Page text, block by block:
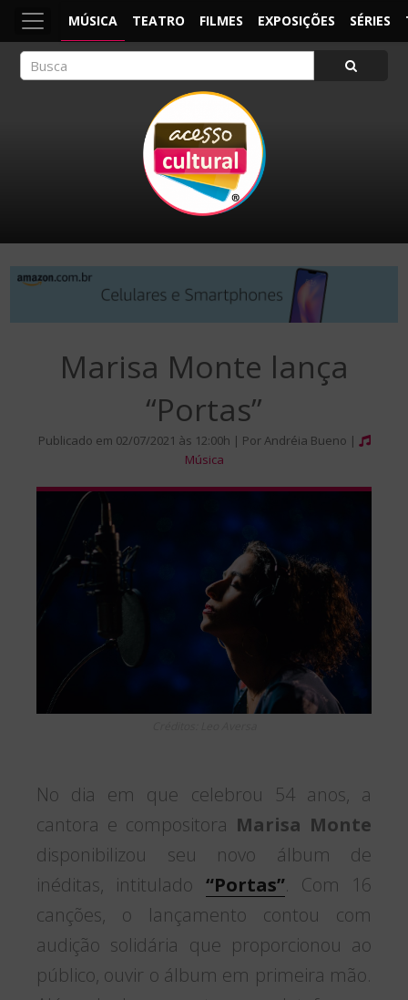
MÚSICA TEATRO FILMES EXPOSIÇÕES SÉRIES
Marisa Monte lança
“Portas”
Publicado em 02/07/2021 às 12:00h | Por Andréia Bueno |
Música
No dia em que celebrou 54 anos, a
cantora e compositora Marisa Monte
disponibilizou seu novo álbum de
inéditas, intitulado “Portas”. Com 16
canções, o lançamento contou com
audição solidária que proporcionou ao
público, ouvir o álbum em primeira mão.